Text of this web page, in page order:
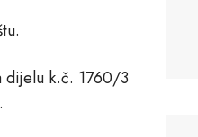
dijelu k.č. 1760/3